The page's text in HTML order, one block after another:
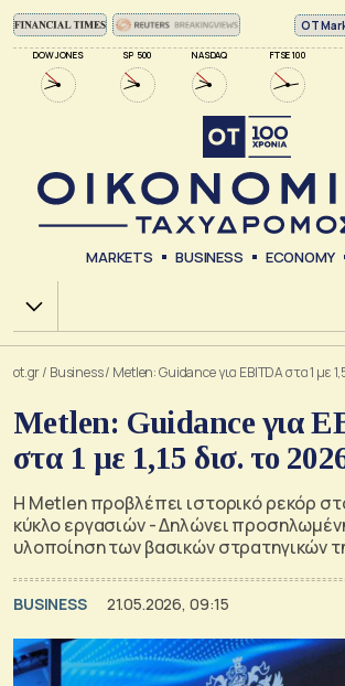
DOW JONES SP 500 NASDAQ FTSE 100
ΟΤ
MARKETS BUSINESS ECONOMY
Χ.Α.
ot.gr/ Business/ Metlen: Guidance για EBITDA στα 1 με
Metlen: Guidance για
στα 1 με 1,15 δισ. το
Η Metlen προβλέπει ιστορικό ρεκόρ
κύκλο εργασιών - Δηλώνει
υλοποίηση των βασικών στρατηγικών
BUSINESS 21.05.2026, 09:15